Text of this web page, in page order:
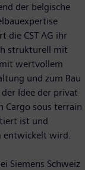
der belgische
die CST AG ihr
strukturell mit
wertvollem
und zum Bau
Idee der privat
Cargo sous terrain
ist und
entwickelt wird.
Siemens Schweiz